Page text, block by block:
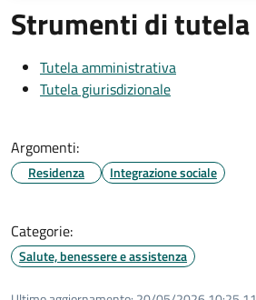
Strumenti di tutela
Tutela amministrativa
Tutela giurisdizionale
Argomenti:
Residenza Integrazione sociale
Categorie:
Salute, benessere e assistenza